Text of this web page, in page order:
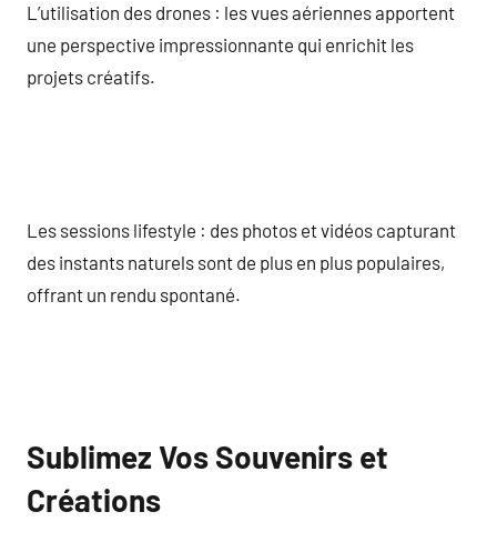
L’utilisation des drones : les vues aériennes apportent
une perspective impressionnante qui enrichit les
projets créatifs.
Les sessions lifestyle : des photos et vidéos capturant
des instants naturels sont de plus en plus populaires,
offrant un rendu spontané.
Sublimez Vos Souvenirs et
Créations